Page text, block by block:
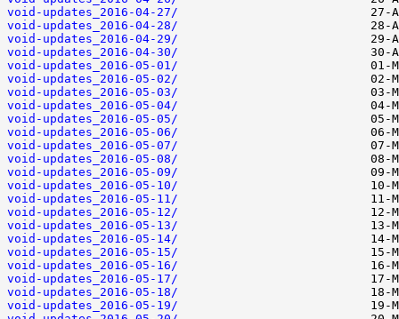
void-updates_2016-04-27/
void-updates_2016-04-28/
void-updates_2016-04-29/
void-updates_2016-04-30/
void-updates_2016-05-01/
void-updates_2016-05-02/
void-updates_2016-05-03/
void-updates_2016-05-04/
void-updates_2016-05-05/
void-updates_2016-05-06/
void-updates_2016-05-07/
void-updates_2016-05-08/
void-updates_2016-05-09/
void-updates_2016-05-10/
void-updates_2016-05-11/
void-updates_2016-05-12/
void-updates_2016-05-13/
void-updates_2016-05-14/
void-updates_2016-05-15/
void-updates_2016-05-16/
void-updates_2016-05-17/
void-updates_2016-05-18/
void-updates_2016-05-19/